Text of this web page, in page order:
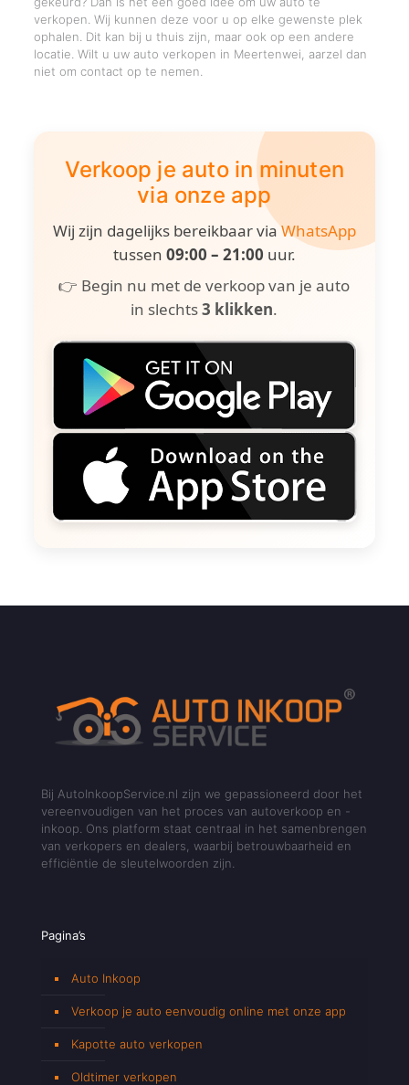
verkopen. Wij kunnen deze voor u op elke gewenste plek
ophalen. Dit kan bij u thuis zijn, maar ook op een andere
locatie. Wilt u uw auto verkopen in Meertenwei, aarzel dan
niet om contact op te nemen.
Verkoop je auto in minuten
via onze app
Wij zijn dagelijks bereikbaar viaWhatsApp
tussen 09:00 – 21:00 uur.
👉 Begin nu met de verkoop van je auto
in slechts3 klikken.
Bij AutoInkoopService.nl zijn we gepassioneerd door het
vereenvoudigen van het proces van autoverkoop en -
inkoop. Ons platform staat centraal in het samenbrengen
van verkopers en dealers, waarbij betrouwbaarheid en
efficiëntie de sleutelwoorden zijn.
Pagina’s
Auto Inkoop
Verkoop je auto eenvoudig online met onze app
Kapotte auto verkopen
Oldtimer verkopen